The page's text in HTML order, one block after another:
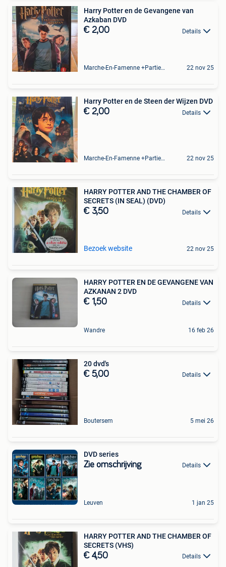
Harry Potter en de Gevangene van
Azkaban DVD
€ 2,00 Details
Marche-En-Famenne +Partie De Baillonville Et Noiseux 22 nov 25
Harry Potter en de Steen der Wijzen DVD
€ 2,00 Details
Marche-En-Famenne +Partie De Baillonville Et Noiseux 22 nov 25
HARRY POTTER AND THE CHAMBER OF
SECRETS (IN SEAL) (DVD)
€ 3,50 Details
Bezoek website 22 nov 25
HARRY POTTER EN DE GEVANGENE VAN
AZKANAN 2 DVD
€ 1,50 Details
Wandre 16 feb 26
20 dvd's
€ 5,00 Details
Boutersem 5 mei 26
DVD series
Zie omschrijving Details
Leuven 1 jan 25
HARRY POTTER AND THE CHAMBER OF
SECRETS (VHS)
€ 4,50 Details